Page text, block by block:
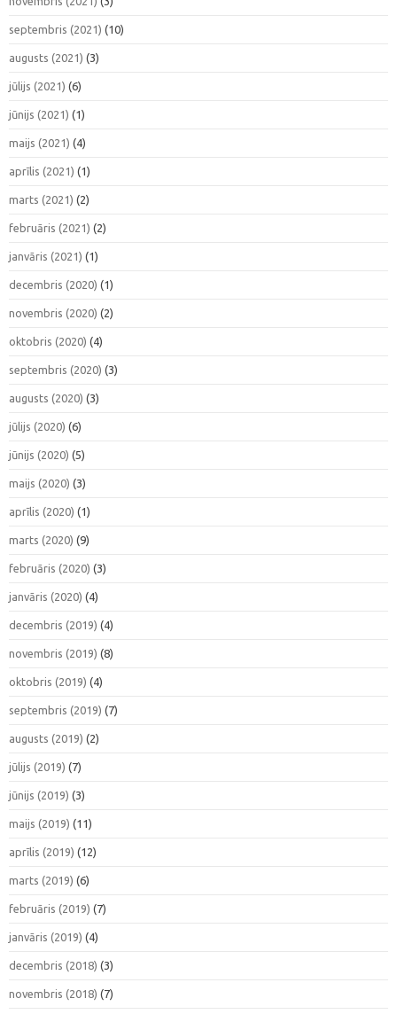
septembris (2021) (10)
augusts (2021) (3)
jūlijs (2021) (6)
jūnijs (2021) (1)
maijs (2021) (4)
aprīlis (2021) (1)
marts (2021) (2)
februāris (2021) (2)
janvāris (2021) (1)
decembris (2020) (1)
novembris (2020) (2)
oktobris (2020) (4)
septembris (2020) (3)
augusts (2020) (3)
jūlijs (2020) (6)
jūnijs (2020) (5)
maijs (2020) (3)
aprīlis (2020) (1)
marts (2020) (9)
februāris (2020) (3)
janvāris (2020) (4)
decembris (2019) (4)
novembris (2019) (8)
oktobris (2019) (4)
septembris (2019) (7)
augusts (2019) (2)
jūlijs (2019) (7)
jūnijs (2019) (3)
maijs (2019) (11)
aprīlis (2019) (12)
marts (2019) (6)
februāris (2019) (7)
janvāris (2019) (4)
decembris (2018) (3)
novembris (2018) (7)